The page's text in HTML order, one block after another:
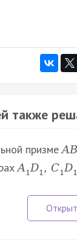
также
призмеAB
A 1D1 , C1D1